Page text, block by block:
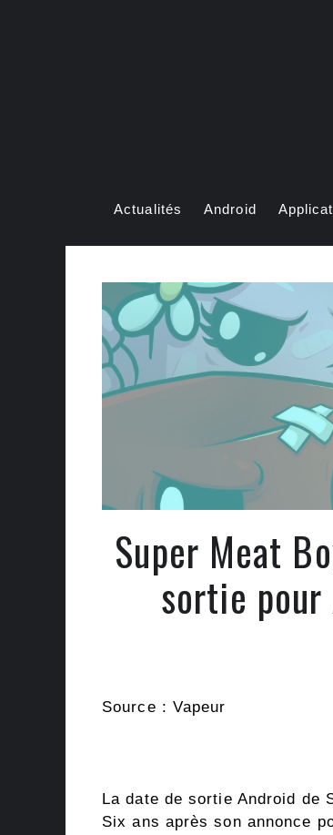
Actualités Android
Super Meat
sortie pour
Source : Vapeur
La date de sortie Android de
Six ans après son annonce